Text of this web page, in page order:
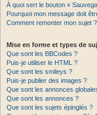
À quoi sert le bouton «
Pourquoi mon message doit
Comment remonter mon sujet ?
Mise en forme et types de
Que sont les BBCodes ?
Puis-je utiliser le HTML ?
Que sont les smileys ?
Puis-je publier des images ?
Que sont les annonces
Que sont les annonces ?
Que sont les sujets épinglés ?